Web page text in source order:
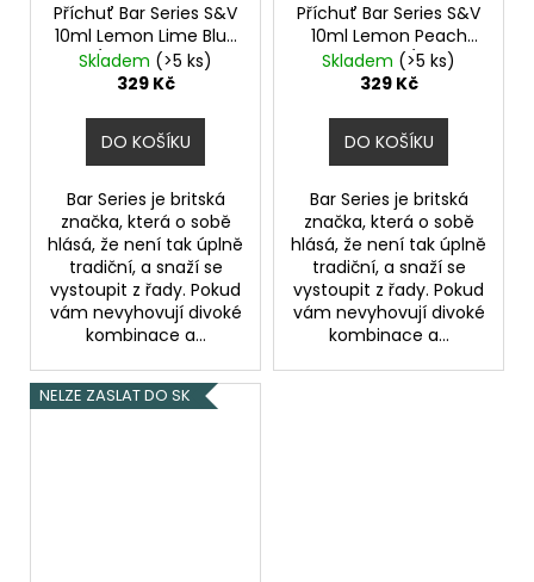
Příchuť Bar Series S&V
10ml Lemon Lime Blue
Razz (Citron, limetka a
modrá malina)
Skladem (>5 ks)
329 Kč
DO KOŠÍKU
Bar Series je britská
značka, která o sobě
hlásá, že není tak úplně
tradiční, a snaží se
vystoupit z řady. Pokud
vám nevyhovují divoké
kombinace a...
Příchuť Bar Series S&V
10ml Lemon Peach
Passionfruit (Citron,
broskev a marakuja)
Skladem (>5 ks)
329 Kč
DO KOŠÍKU
Bar Series je britská
značka, která o sobě
hlásá, že není tak úplně
tradiční, a snaží se
vystoupit z řady. Pokud
vám nevyhovují divoké
kombinace a...
NELZE ZASLAT DO SK